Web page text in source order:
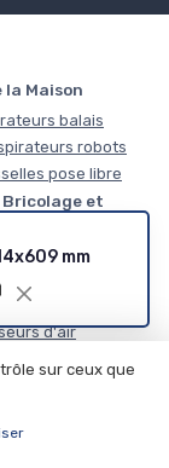
mm
Maison
balais
robots
pose libre
Bricolage et
haute
d'air
piscine
sur ceux que